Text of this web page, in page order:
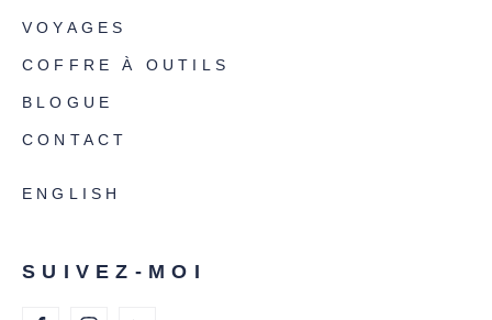
VOYAGES
COFFRE À OUTILS
BLOGUE
CONTACT
ENGLISH
SUIVEZ-MOI